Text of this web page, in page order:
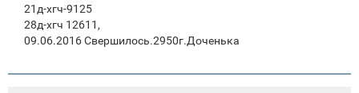
21д-хгч-9125
28д-хгч 12611,
09.06.2016 Свершилось.2950г.Доченька